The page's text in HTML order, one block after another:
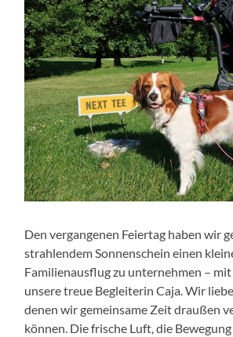
Den vergangenen Feiertag haben wir
strahlendem Sonnenschein einen
Familienausflug zu unternehmen –
unsere treue Begleiterin Caja. Wir
denen wir gemeinsame Zeit draußen
können. Die frische Luft, die